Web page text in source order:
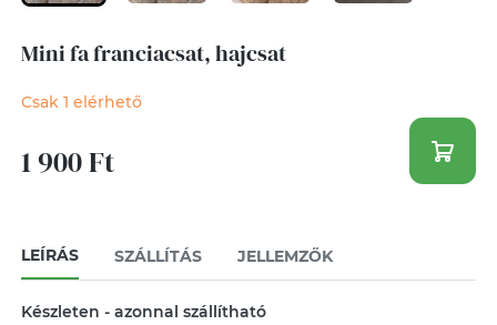
Mini fa franciacsat, hajcsat
Csak 1 elérhető
1 900 Ft
LEÍRÁS SZÁLLÍTÁS JELLEMZŐK
Készleten - azonnal szállítható